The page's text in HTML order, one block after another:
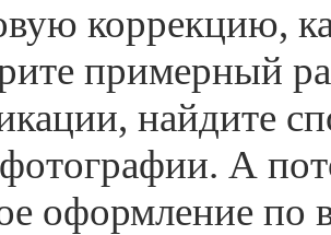
коррекцию,
примерный
найдите
А
оформление по